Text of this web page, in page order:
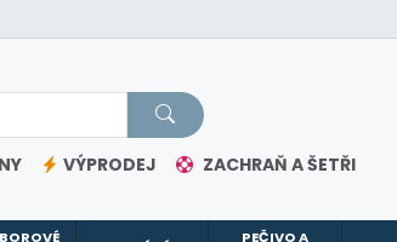
VÝPRODEJ ZACHRAŇ A ŠETŘI
PEČIVO A